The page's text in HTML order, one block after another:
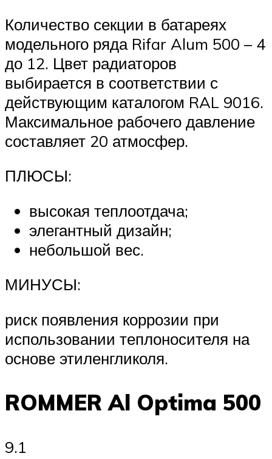
Количество секции в батареях
модельного ряда Rifar Alum 500 – 4
до 12. Цвет радиаторов
выбирается в соответствии с
действующим каталогом RAL 9016.
Максимальное рабочего давление
составляет 20 атмосфер.
ПЛЮСЫ:
высокая теплоотдача;
элегантный дизайн;
небольшой вес.
МИНУСЫ:
риск появления коррозии при
использовании теплоносителя на
основе этиленгликоля.
ROMMER Al Optima 500
9.1